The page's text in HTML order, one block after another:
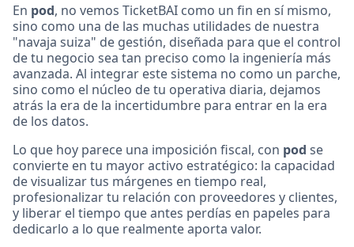
En pod, no vemos TicketBAI como un fin en sí mismo,
sino como una de las muchas utilidades de nuestra
"navaja suiza" de gestión, diseñada para que el control
de tu negocio sea tan preciso como la ingeniería más
avanzada. Al integrar este sistema no como un parche,
sino como el núcleo de tu operativa diaria, dejamos
atrás la era de la incertidumbre para entrar en la era
de los datos.
Lo que hoy parece una imposición fiscal, con pod se
convierte en tu mayor activo estratégico: la capacidad
de visualizar tus márgenes en tiempo real,
profesionalizar tu relación con proveedores y clientes,
y liberar el tiempo que antes perdías en papeles para
dedicarlo a lo que realmente aporta valor.